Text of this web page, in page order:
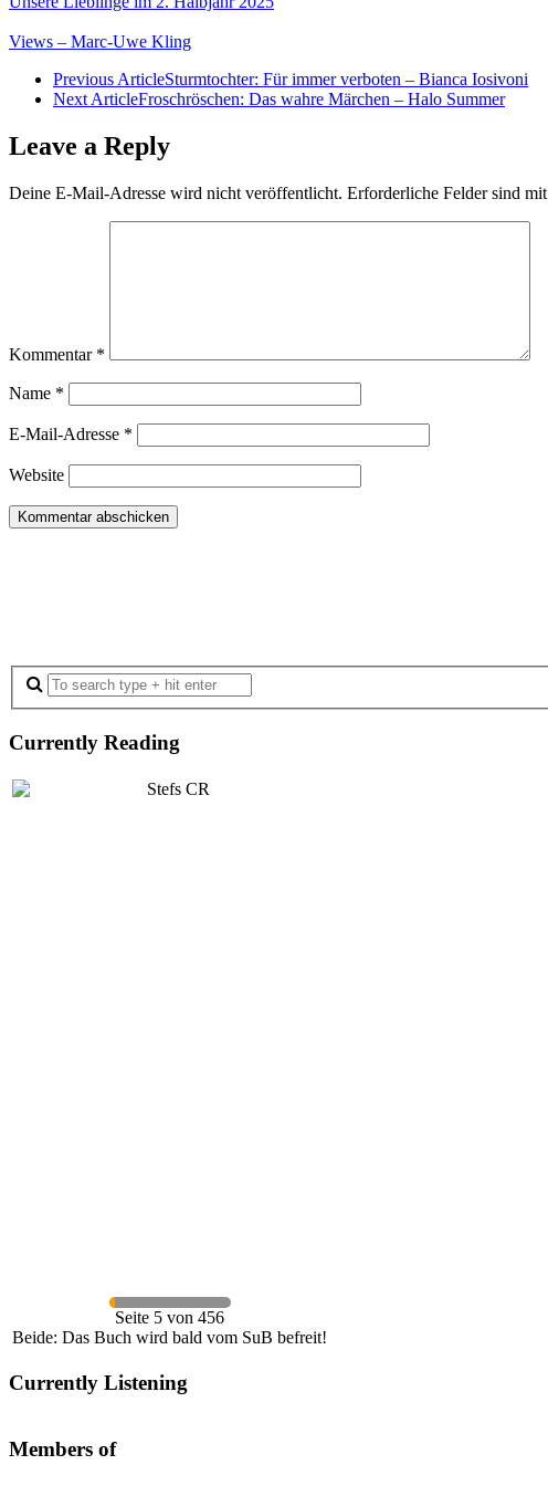
Views – Marc-Uwe Kling
Previous ArticleSturmtochter: Für immer verboten – Bianca Iosivoni
Next ArticleFroschröschen: Das wahre Märchen – Halo Summer
Leave a Reply
Deine E-Mail-Adresse wird nicht veröffentlicht. Erforderliche Felder sind mit
Kommentar *
Name *
E-Mail-Adresse *
Website
Currently Reading
Seite 5 von 456
Beide: Das Buch wird bald vom SuB befreit!
Currently Listening
Members of